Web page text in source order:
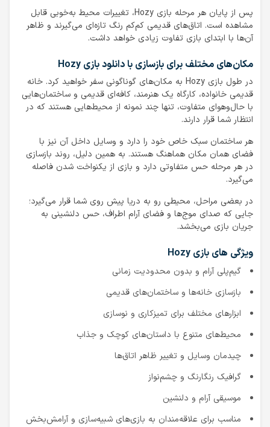
پس از پایان هر مرحله بازی Hozy، تغییرات محیط به‌خوبی قابل
مشاهده است. اتاق‌های قدیمی کم‌کم رنگ تازه‌ای می‌گیرند و ظاهر
آن‌ها با ابتدای بازی تفاوت زیادی خواهد داشت.
مکان‌های مختلف برای بازسازی با دانلود بازی Hozy
در طول بازی Hozy به مکان‌های گوناگونی سفر خواهید کرد. خانه
قدیمی خانواده، کارگاه یک هنرمند، کافه‌ای قدیمی و ساختمان‌هایی
با حال‌وهوای متفاوت، تنها چند نمونه از محیط‌هایی هستند که در
انتظار شما قرار دارند.
هر ساختمان سبک خاص خود را دارد و وسایل داخل آن نیز با
فضای همان مکان هماهنگ هستند. به همین دلیل، روند بازسازی
در هر مرحله حس متفاوتی دارد و بازی از یکنواخت شدن فاصله
می‌گیرد.
در بعضی مراحل، محیطی رو به دریا پیش روی شما قرار می‌گیرد؛
جایی که صدای موج‌ها و فضای آرام اطراف، حس دلنشینی به
جریان بازی می‌بخشد.
ویژگی های بازی Hozy
گیم‌پلی آرام و بدون محدودیت زمانی
بازسازی خانه‌ها و ساختمان‌های قدیمی
ابزارهای مختلف برای تمیزکاری و نوسازی
محیط‌های متنوع با داستان‌های کوچک و جذاب
چیدمان وسایل و تغییر ظاهر اتاق‌ها
گرافیک رنگارنگ و چشم‌نواز
موسیقی آرام و دلنشین
مناسب برای علاقه‌مندان به بازی‌های شبیه‌سازی و آرامش‌بخش